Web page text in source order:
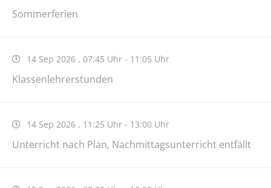
Sommerferien
14 Sep 2026 , 07:45 Uhr - 11:05 Uhr
Klassenlehrerstunden
14 Sep 2026 , 11:25 Uhr - 13:00 Uhr
Unterricht nach Plan, Nachmittagsunterricht entfällt